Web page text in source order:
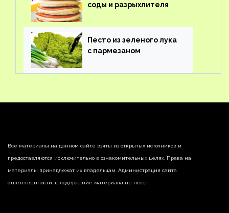
соды и разрыхлителя
Песто из зеленого лука
с пармезаном
Все материалы на данном сайте взяты из открытых источников и
предоставляются исключительно в ознакомительных целях. Права на
материалы принадлежат их владельцам. Администрация сайта
ответственности за содержание материала не несет.